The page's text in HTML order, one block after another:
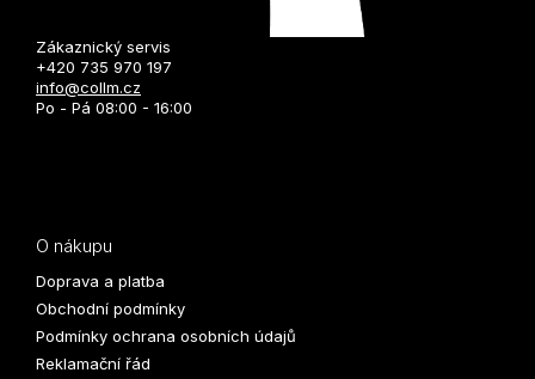
Zákaznický servis
+420 735 970 197
info@collm.cz
Po - Pá 08:00 - 16:00
O nákupu
Doprava a platba
Obchodní podmínky
Podmínky ochrana osobních údajů
Reklamační řád